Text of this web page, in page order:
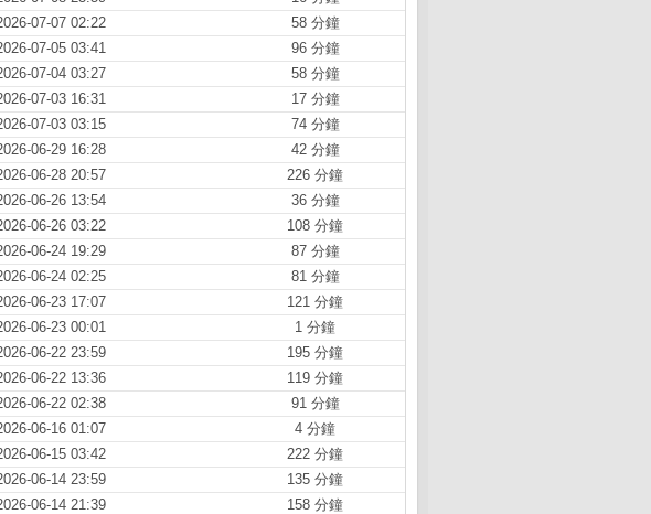
07-07 02:22
58 分鐘
07-05 03:41
96 分鐘
07-04 03:27
58 分鐘
07-03 16:31
17 分鐘
07-03 03:15
74 分鐘
06-29 16:28
42 分鐘
06-28 20:57
226 分鐘
06-26 13:54
36 分鐘
06-26 03:22
108 分鐘
06-24 19:29
87 分鐘
06-24 02:25
81 分鐘
06-23 17:07
121 分鐘
06-23 00:01
1 分鐘
06-22 23:59
195 分鐘
06-22 13:36
119 分鐘
06-22 02:38
91 分鐘
06-16 01:07
4 分鐘
06-15 03:42
222 分鐘
06-14 23:59
135 分鐘
06-14 21:39
158 分鐘